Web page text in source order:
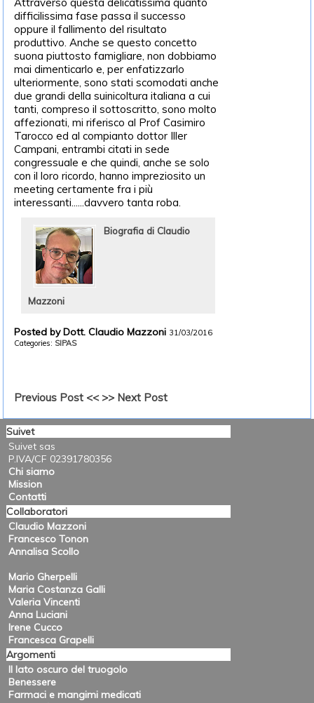
Attraverso questa delicatissima quanto
difficilissima fase passa il successo
oppure il fallimento del risultato
produttivo. Anche se questo concetto
suona piuttosto famigliare, non dobbiamo
mai dimenticarlo e, per enfatizzarlo
ulteriormente, sono stati scomodati anche
due grandi della suinicoltura italiana a cui
tanti, compreso il sottoscritto, sono molto
affezionati, mi riferisco al Prof Casimiro
Tarocco ed al compianto dottor Iller
Campani, entrambi citati in sede
congressuale e che quindi, anche se solo
con il loro ricordo, hanno impreziosito un
meeting certamente fra i più
interessanti......davvero tanta roba.
Biografia di Claudio
Mazzoni
Posted by Dott. Claudio Mazzoni 31/03/2016
Categories: SIPAS
Previous Post << >> Next Post
Suivet
Suivet sas
P.IVA/CF 02391780356
Chi siamo
Mission
Contatti
Collaboratori
Claudio Mazzoni
Francesco Tonon
Annalisa Scollo
Mario Gherpelli
Maria Costanza Galli
Valeria Vincenti
Anna Luciani
Irene Cucco
Francesca Grapelli
Argomenti
Il lato oscuro del truogolo
Benessere
Farmaci e mangimi medicati